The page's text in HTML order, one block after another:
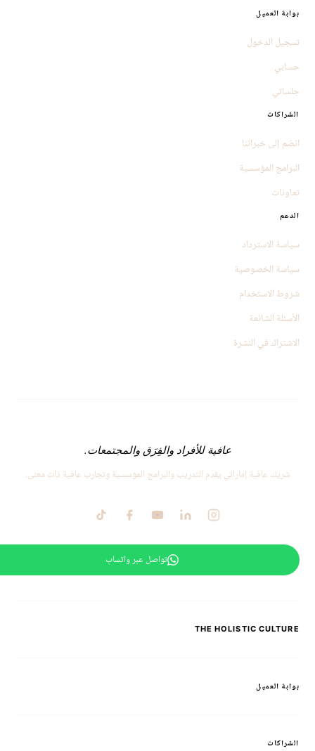
بوابة العميل
تسجيل الدخول
حسابي
جلساتي
الشراكات
انضم إلى خبرائنا
البرامج المؤسسية
تعاونات
الدعم
سياسة الاسترداد
سياسة الخصوصية
شروط الاستخدام
الأسئلة الشائعة
الاشتراك في النشرة
عافية للأفراد والفِرَق والمجتمعات.
شريك عافية إماراتي يقدّم التدريب والبرامج المؤسسية وتجارب عافية ذات معنى.
تواصل عبر واتساب
THE HOLISTIC CULTURE
بوابة العميل
الشراكات